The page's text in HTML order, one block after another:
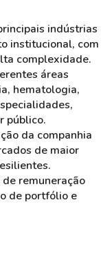
indústrias
institucional, com
complexidade.
áreas
hematologia,
público.
da companhia
de maior
remuneração
de portfólio e